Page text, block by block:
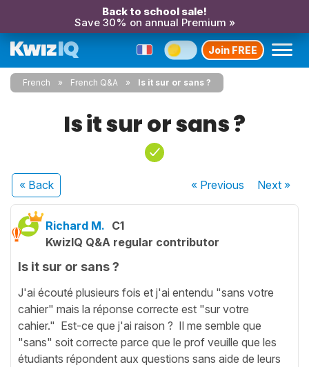
Back to school sale!
Save 30% on annual Premium »
Join FREE
French French Q&A Is it sur or sans ?
Is it sur or sans ?
« Back « Previous Next»
Richard M. C1
KwizIQ Q&A regular contributor
Is it sur or sans ?
J'ai écouté plusieurs fois et j'ai entendu "sans votre
cahier" mais la réponse correcte est "sur votre
cahier." Est-ce que j'ai raison ? Il me semble que
"sans" soit correcte parce que le prof veuille que les
étudiants répondent aux questions sans aide de leurs